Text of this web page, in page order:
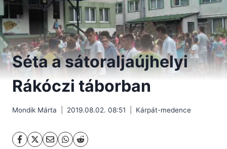
Séta a sátoraljaújhelyi
Rákóczi táborban
Mondik Márta 2019.08.02. 08:51 Kárpát-medence